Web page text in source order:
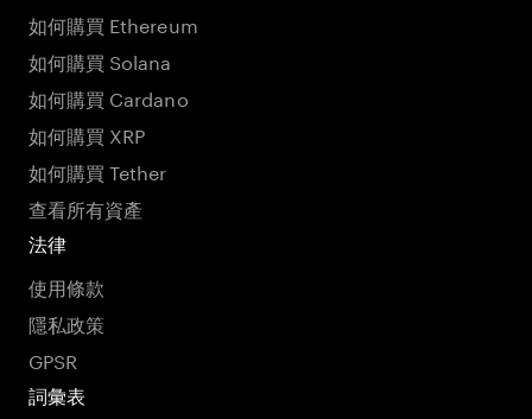
如何購買 Ethereum
如何購買 Solana
如何購買 Cardano
如何購買 XRP
如何購買 Tether
查看所有資產
法律
使用條款
隱私政策
GPSR
詞彙表